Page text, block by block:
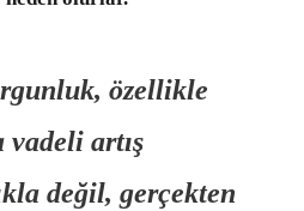
özellikle
vadeli artış
değil, gerçekten